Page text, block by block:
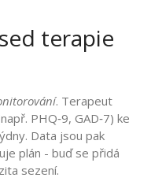
terapie
. Terapeut
PHQ‑9, GAD‑7) ke
Data jsou pak
plán - buď se přidá
sezení.